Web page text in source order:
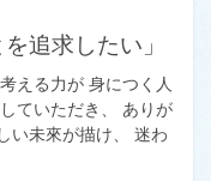
を追求したい」
える力が 身につく人
ていただき、 ありが
未來が描け、 迷わ